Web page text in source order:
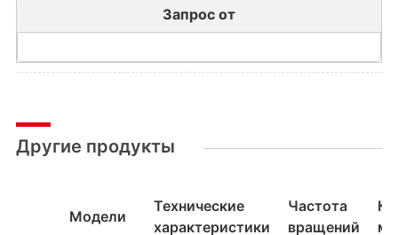
Запрос от
Другие продукты
Модели
Технические
характеристики
Частота
вращений